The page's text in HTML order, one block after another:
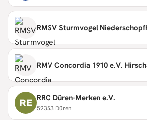
RMSV Sturmvogel
RMV Concordia 1910 e.V.
RE RRC Düren-Merken e.V.
52353 Düren